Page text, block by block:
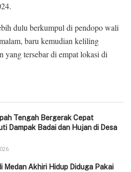
dulu berkumpul di pendopo wali
baru kemudian keliling
yang tersebar di empat lokasi di
Tengah Bergerak Cepat
Dampak Badai dan Hujan di Desa
Medan Akhiri Hidup Diduga Pakai